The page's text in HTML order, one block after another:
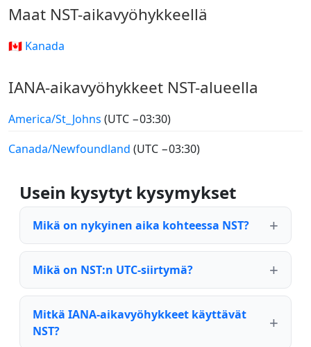
Maat NST-aikavyöhykkeellä
🇨🇦 Kanada
IANA-aikavyöhykkeet NST-alueella
America/St_Johns (UTC −03:30)
Canada/Newfoundland (UTC −03:30)
Usein kysytyt kysymykset
Mikä on nykyinen aika kohteessa NST?
Mikä on NST:n UTC-siirtymä?
Mitkä IANA-aikavyöhykkeet käyttävät
NST?